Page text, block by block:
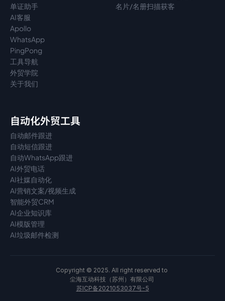
单证助手
AI客服
Apollo
WhatsApp
PingPong
工具导航
外贸学院
关于我们
名片/名册扫描获客
自动化外贸工具
自动邮件跟进
自动短信跟进
自动WhatsApp跟进
AI外贸电话
AI社媒自动化
AI营销文案/视频生成
智能外贸CRM
AI企业知识库
AI模版管理
AI垃圾邮件检测
Copyright © 2025. All right reserved to
尘海互动科技（苏州）有限公司
苏ICP备2021053037号-5